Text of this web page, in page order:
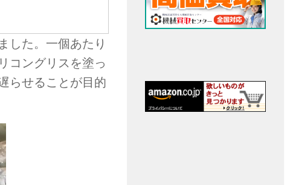
した。一個あたり
コングリスを塗っ
らせることが目的